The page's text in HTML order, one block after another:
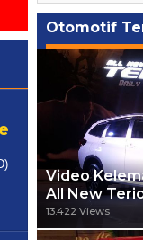
Otomotif
Video
All New
13.422 Views